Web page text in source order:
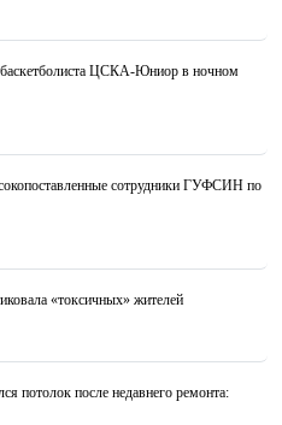
баскетболиста ЦСКА-Юниор в ночном
сотрудники ГУФСИН по
«токсичных» жителей
потолок после недавнего ремонта: